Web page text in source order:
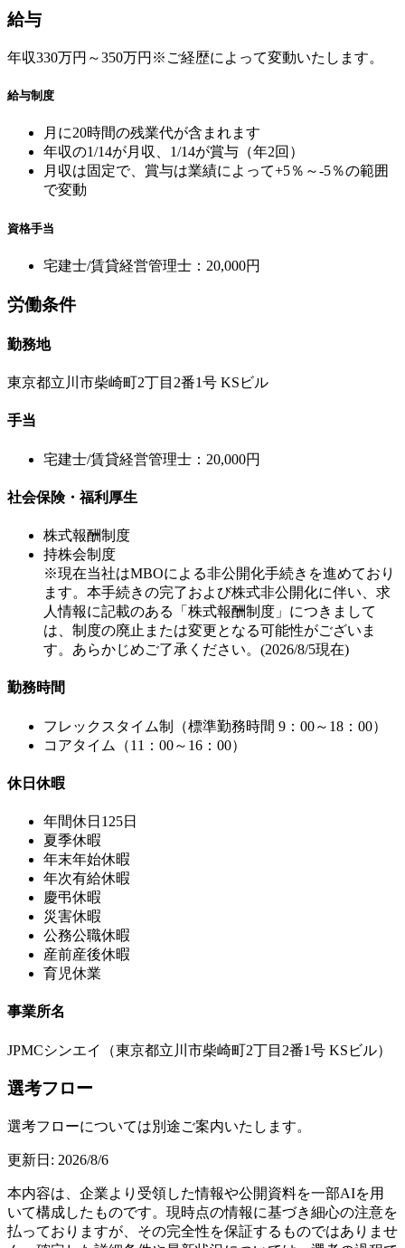
給与
年収330万円～350万円※ご経歴によって変動いたします。
給与制度
月に20時間の残業代が含まれます
年収の1/14が月収、1/14が賞与（年2回）
月収は固定で、賞与は業績によって+5％～-5％の範囲
で変動
資格手当
宅建士/賃貸経営管理士：20,000円
労働条件
勤務地
東京都立川市柴崎町2丁目2番1号 KSビル
手当
宅建士/賃貸経営管理士：20,000円
社会保険・福利厚生
株式報酬制度
持株会制度
※現在当社はMBOによる非公開化手続きを進めており
ます。本手続きの完了および株式非公開化に伴い、求
人情報に記載のある「株式報酬制度」につきまして
は、制度の廃止または変更となる可能性がございま
す。あらかじめご了承ください。(2026/8/5現在)
勤務時間
フレックスタイム制（標準勤務時間 9：00～18：00）
コアタイム（11：00～16：00）
休日休暇
年間休日125日
夏季休暇
年末年始休暇
年次有給休暇
慶弔休暇
災害休暇
公務公職休暇
産前産後休暇
育児休業
事業所名
JPMCシンエイ（東京都立川市柴崎町2丁目2番1号 KSビル）
選考フロー
選考フローについては別途ご案内いたします。
更新日: 2026/8/6
本内容は、企業より受領した情報や公開資料を一部AIを用
いて構成したものです。現時点の情報に基づき細心の注意を
払っておりますが、その完全性を保証するものではありませ